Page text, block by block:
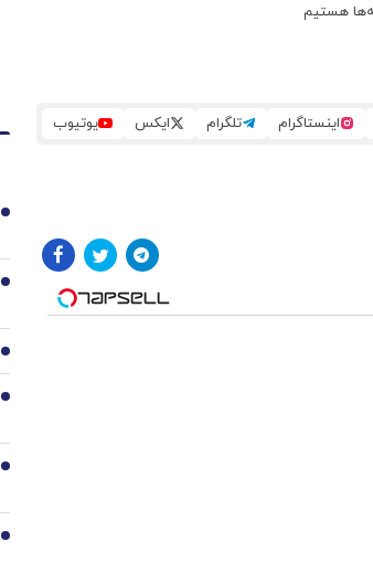
هستیم
اینستاگرام تلگرام ایکس یوتیوب
1
2
3
4
5
6